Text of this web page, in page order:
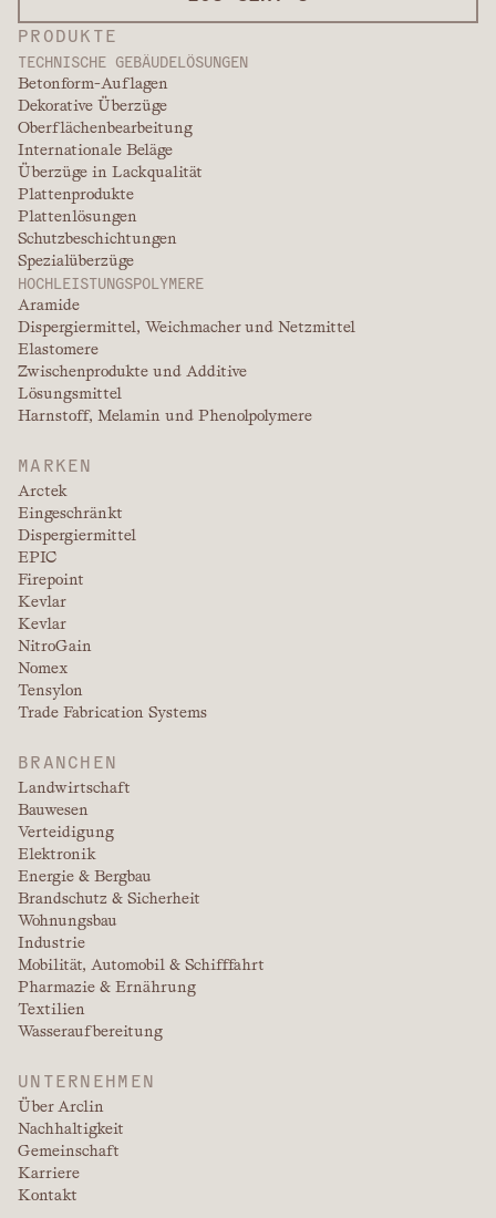
PRODUKTE
TECHNISCHE GEBÄUDELÖSUNGEN
Betonform-Auflagen
Dekorative Überzüge
Oberflächenbearbeitung
Internationale Beläge
Überzüge in Lackqualität
Plattenprodukte
Plattenlösungen
Schutzbeschichtungen
Spezialüberzüge
HOCHLEISTUNGSPOLYMERE
Aramide
Dispergiermittel, Weichmacher und Netzmittel
Elastomere
Zwischenprodukte und Additive
Lösungsmittel
Harnstoff, Melamin und Phenolpolymere
MARKEN
Arctek
Eingeschränkt
Dispergiermittel
EPIC
Firepoint
Kevlar
Kevlar
NitroGain
Nomex
Tensylon
Trade Fabrication Systems
BRANCHEN
Landwirtschaft
Bauwesen
Verteidigung
Elektronik
Energie & Bergbau
Brandschutz & Sicherheit
Wohnungsbau
Industrie
Mobilität, Automobil & Schifffahrt
Pharmazie & Ernährung
Textilien
Wasseraufbereitung
UNTERNEHMEN
Über Arclin
Nachhaltigkeit
Gemeinschaft
Karriere
Kontakt